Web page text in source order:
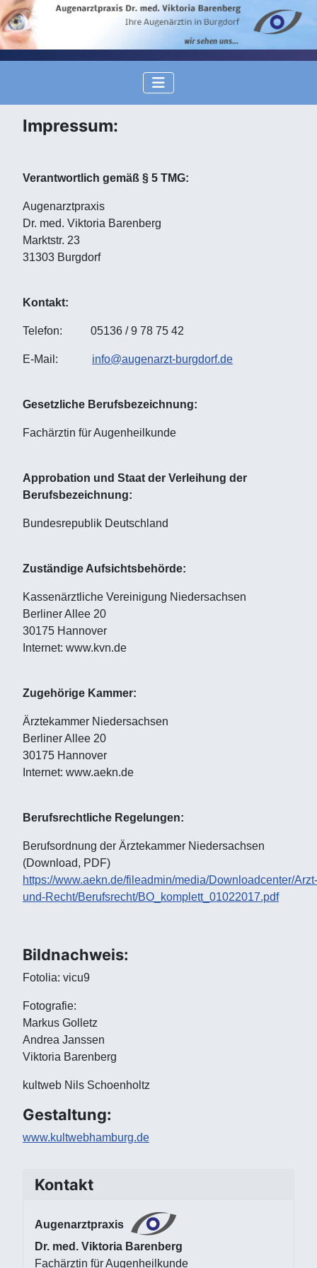
Impressum:
Verantwortlich gemäß § 5 TMG:
Augenarztpraxis
Dr. med. Viktoria Barenberg
Marktstr. 23
31303 Burgdorf
Kontakt:
Telefon: 05136 / 9 78 75 42
E-Mail: info@augenarzt-burgdorf.de
Gesetzliche Berufsbezeichnung:
Fachärztin für Augenheilkunde
Approbation und Staat der Verleihung der
Berufsbezeichnung:
Bundesrepublik Deutschland
Zuständige Aufsichtsbehörde:
Kassenärztliche Vereinigung Niedersachsen
Berliner Allee 20
30175 Hannover
Internet: www.kvn.de
Zugehörige Kammer:
Ärztekammer Niedersachsen
Berliner Allee 20
30175 Hannover
Internet: www.aekn.de
Berufsrechtliche Regelungen:
Berufsordnung der Ärztekammer Niedersachsen
(Download, PDF)
https://www.aekn.de/fileadmin/media/Downloadcenter/Arzt-
und-Recht/Berufsrecht/BO_komplett_01022017.pdf
Bildnachweis:
Fotolia: vicu9
Fotografie:
Markus Golletz
Andrea Janssen
Viktoria Barenberg
kultweb Nils Schoenholtz
Gestaltung:
www.kultwebhamburg.de
Kontakt
Augenarztpraxis
Dr. med. Viktoria Barenberg
Fachärztin für Augenheilkunde